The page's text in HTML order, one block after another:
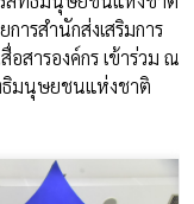
ารสำนักส่งเสริมการ
สารองค์กร เข้าร่วม ณ
ธิมนุษยชนแห่งชาติ